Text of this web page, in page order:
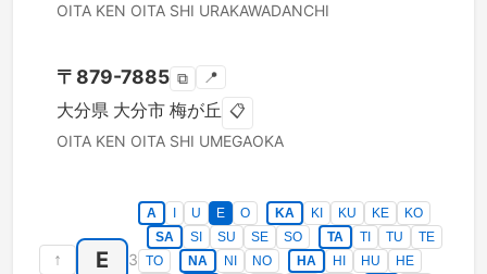
OITA KEN OITA SHI URAKAWADANCHI
〒 879-7885 ⧉ 📍
大分県 大分市 梅が丘 📋
OITA KEN OITA SHI UMEGAOKA
↑ E 3
A U E O KA KI KU KE
KO
SA
SI SU SE SO TA TI TU
TE
TO
NA NI NO HA HI HU
HE